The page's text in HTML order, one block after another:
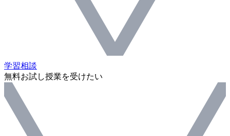
学習相談
無料お試し授業を受けたい